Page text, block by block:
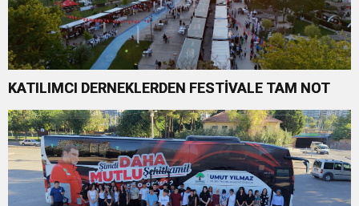
KATILIMCI DERNEKLERDEN FESTİVALE TAM NOT